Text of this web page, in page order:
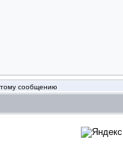
сообщению